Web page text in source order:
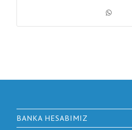
BANKA HESABIMIZ